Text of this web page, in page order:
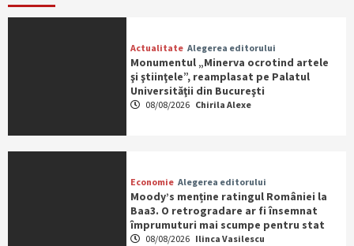
Actualitate Alegerea editorului
Monumentul „Minerva ocrotind artele
şi ştiinţele”, reamplasat pe Palatul
Universităţii din Bucureşti
08/08/2026 Chirila Alexe
Economie Alegerea editorului
Moody’s menține ratingul României la
Baa3. O retrogradare ar fi însemnat
împrumuturi mai scumpe pentru stat
08/08/2026 Ilinca Vasilescu